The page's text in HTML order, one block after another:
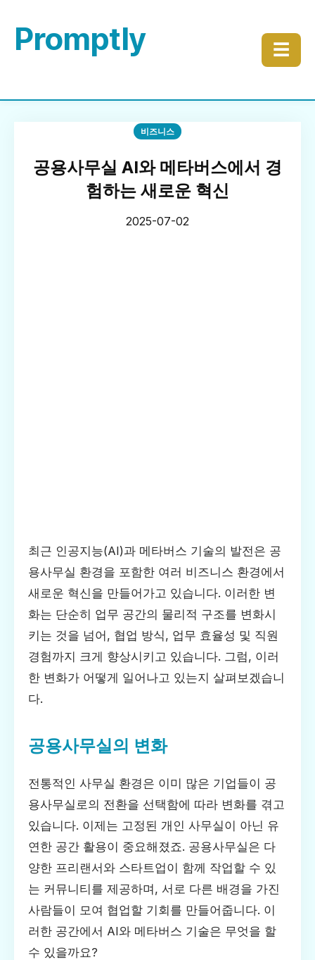
Promptly ☰
비즈니스
공용사무실 AI와 메타버스에서 경
험하는 새로운 혁신
2025-07-02
최근 인공지능(AI)과 메타버스 기술의 발전은 공
용사무실 환경을 포함한 여러 비즈니스 환경에서
새로운 혁신을 만들어가고 있습니다. 이러한 변
화는 단순히 업무 공간의 물리적 구조를 변화시
키는 것을 넘어, 협업 방식, 업무 효율성 및 직원
경험까지 크게 향상시키고 있습니다. 그럼, 이러
한 변화가 어떻게 일어나고 있는지 살펴보겠습니
다.
공용사무실의 변화
전통적인 사무실 환경은 이미 많은 기업들이 공
용사무실로의 전환을 선택함에 따라 변화를 겪고
있습니다. 이제는 고정된 개인 사무실이 아닌 유
연한 공간 활용이 중요해졌죠. 공용사무실은 다
양한 프리랜서와 스타트업이 함께 작업할 수 있
는 커뮤니티를 제공하며, 서로 다른 배경을 가진
사람들이 모여 협업할 기회를 만들어줍니다. 이
러한 공간에서 AI와 메타버스 기술은 무엇을 할
수 있을까요?